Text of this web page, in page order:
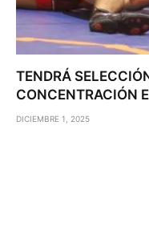
TENDRÁ
CONCENTRACIÓN
DICIEMBRE 1, 2025